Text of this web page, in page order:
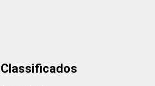
Classificados